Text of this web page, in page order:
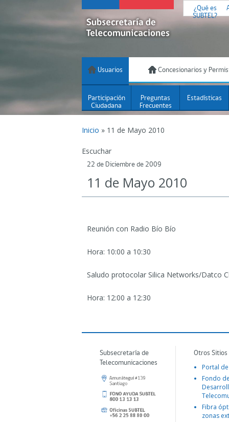
¿Qué es
SUBTEL?
Usuarios Concesionarios y
Participación
Ciudadana
Preguntas
Frecuentes
Estadísticas
Inicio » 11 de Mayo 2010
Escuchar
22 de Diciembre de 2009
11 de Mayo 2010
Reunión con Radio Bío Bío
Hora: 10:00 a 10:30
Saludo protocolar Silica Networks/Datco
Hora: 12:00 a 12:30
Subsecretaría de
Telecomunicaciones
Otros
Portal
Fondo
Fibra
zonas